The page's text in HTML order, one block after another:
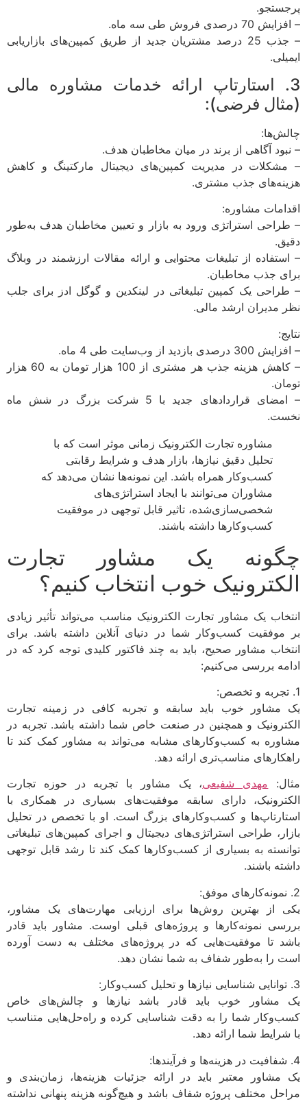
پرجستجو.
– افزایش 70 درصدی فروش طی سه ماه.
– جذب 25 درصد مشتریان جدید از طریق کمپین‌های بازاریابی
ایمیلی.
3. استارتاپ ارائه خدمات مشاوره مالی
(مثال فرضی):
چالش‌ها:
– نبود آگاهی از برند در میان مخاطبان هدف.
– مشکلات در مدیریت کمپین‌های دیجیتال مارکتینگ و کاهش
هزینه‌های جذب مشتری.
اقدامات مشاوره:
– طراحی استراتژی ورود به بازار و تعیین مخاطبان هدف به‌طور
دقیق.
– استفاده از تبلیغات محتوایی و ارائه مقالات ارزشمند در وبلاگ
برای جذب مخاطبان.
– طراحی یک کمپین تبلیغاتی در لینکدین و گوگل ادز برای جلب
نظر مدیران ارشد مالی.
نتایج:
– افزایش 300 درصدی بازدید از وب‌سایت طی 4 ماه.
– کاهش هزینه جذب هر مشتری از 100 هزار تومان به 60 هزار
تومان.
– امضای قراردادهای جدید با 5 شرکت بزرگ در شش ماه
نخست.
مشاوره تجارت الکترونیک زمانی موثر است که با
تحلیل دقیق نیازها، بازار هدف و شرایط رقابتی
کسب‌وکار همراه باشد. این نمونه‌ها نشان می‌دهد که
مشاوران می‌توانند با ایجاد استراتژی‌های
شخصی‌سازی‌شده، تاثیر قابل توجهی در موفقیت
کسب‌وکارها داشته باشند.
چگونه یک مشاور تجارت
الکترونیک خوب انتخاب کنیم؟
انتخاب یک مشاور تجارت الکترونیک مناسب می‌تواند تأثیر زیادی
بر موفقیت کسب‌وکار شما در دنیای آنلاین داشته باشد. برای
انتخاب مشاور صحیح، باید به چند فاکتور کلیدی توجه کرد که در
ادامه بررسی می‌کنیم:
1. تجربه و تخصص:
یک مشاور خوب باید سابقه و تجربه کافی در زمینه تجارت
الکترونیک و همچنین در صنعت خاص شما داشته باشد. تجربه در
مشاوره به کسب‌وکارهای مشابه می‌تواند به مشاور کمک کند تا
راهکارهای مناسب‌تری ارائه دهد.
مثال: مهدی شفیعی، یک مشاور با تجربه در حوزه تجارت
الکترونیک، دارای سابقه موفقیت‌های بسیاری در همکاری با
استارتاپ‌ها و کسب‌وکارهای بزرگ است. او با تخصص در تحلیل
بازار، طراحی استراتژی‌های دیجیتال و اجرای کمپین‌های تبلیغاتی
توانسته به بسیاری از کسب‌وکارها کمک کند تا رشد قابل توجهی
داشته باشند.
2. نمونه‌کارهای موفق:
یکی از بهترین روش‌ها برای ارزیابی مهارت‌های یک مشاور،
بررسی نمونه‌کارها و پروژه‌های قبلی اوست. مشاور باید قادر
باشد تا موفقیت‌هایی که در پروژه‌های مختلف به دست آورده
است را به‌طور شفاف به شما نشان دهد.
3. توانایی شناسایی نیازها و تحلیل کسب‌وکار:
یک مشاور خوب باید قادر باشد نیازها و چالش‌های خاص
کسب‌وکار شما را به دقت شناسایی کرده و راه‌حل‌هایی متناسب
با شرایط شما ارائه دهد.
4. شفافیت در هزینه‌ها و فرآیندها:
یک مشاور معتبر باید در ارائه جزئیات هزینه‌ها، زمان‌بندی و
مراحل مختلف پروژه شفاف باشد و هیچ‌گونه هزینه پنهانی نداشته